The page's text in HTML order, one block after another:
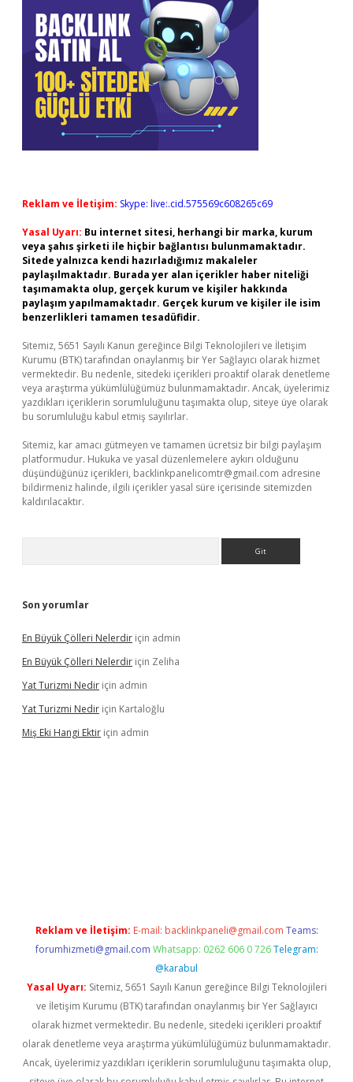
Reklam ve İletişim: Skype: live:.cid.575569c608265c69
Yasal Uyarı: Bu internet sitesi, herhangi bir marka, kurum
veya şahıs şirketi ile hiçbir bağlantısı bulunmamaktadır.
Sitede yalnızca kendi hazırladığımız makaleler
paylaşılmaktadır. Burada yer alan içerikler haber niteliği
taşımamakta olup, gerçek kurum ve kişiler hakkında
paylaşım yapılmamaktadır. Gerçek kurum ve kişiler ile isim
benzerlikleri tamamen tesadüfidir.
Sitemiz, 5651 Sayılı Kanun gereğince Bilgi Teknolojileri ve İletişim
Kurumu (BTK) tarafından onaylanmış bir Yer Sağlayıcı olarak hizmet
vermektedir. Bu nedenle, sitedeki içerikleri proaktif olarak denetleme
veya araştırma yükümlülüğümüz bulunmamaktadır. Ancak, üyelerimiz
yazdıkları içeriklerin sorumluluğunu taşımakta olup, siteye üye olarak
bu sorumluluğu kabul etmiş sayılırlar.
Sitemiz, kar amacı gütmeyen ve tamamen ücretsiz bir bilgi paylaşım
platformudur. Hukuka ve yasal düzenlemelere aykırı olduğunu
düşündüğünüz içerikleri, backlinkpanelicomtr@gmail.com adresine
bildirmeniz halinde, ilgili içerikler yasal süre içerisinde sitemizden
kaldırılacaktır.
Son yorumlar
En Büyük Çölleri Nelerdir için admin
En Büyük Çölleri Nelerdir için Zeliha
Yat Turizmi Nedir için admin
Yat Turizmi Nedir için Kartaloğlu
Miş Eki Hangi Ektir için admin
Reklam ve İletişim: E-mail: backlinkpaneli@gmail.com Teams:
forumhizmeti@gmail.com Whatsapp: 0262 606 0 726 Telegram:
@karabul
Yasal Uyarı: Sitemiz, 5651 Sayılı Kanun gereğince Bilgi Teknolojileri
ve İletişim Kurumu (BTK) tarafından onaylanmış bir Yer Sağlayıcı
olarak hizmet vermektedir. Bu nedenle, sitedeki içerikleri proaktif
olarak denetleme veya araştırma yükümlülüğümüz bulunmamaktadır.
Ancak, üyelerimiz yazdıkları içeriklerin sorumluluğunu taşımakta olup,